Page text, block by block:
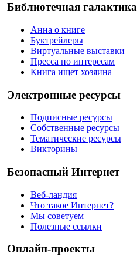
Библиотечная галактика
Анна о книге
Буктрейлеры
Виртуальные выставки
Пресса по интересам
Книга ищет хозяина
Электронные ресурсы
Подписные ресурсы
Собственные ресурсы
Тематические ресурсы
Викторины
Безопасный Интернет
Веб-ландия
Что такое Интернет?
Мы советуем
Полезные ссылки
Онлайн-проекты